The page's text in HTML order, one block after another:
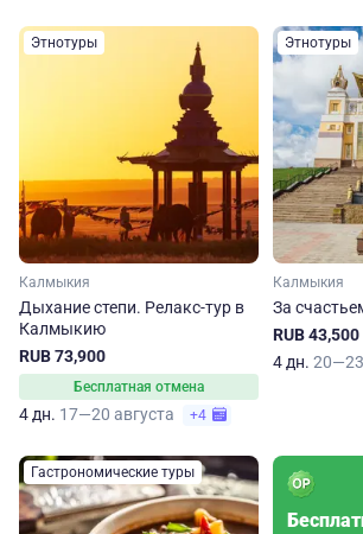
Этнотуры
Калмыкия
Дыхание степи. Релакс-тур в
Калмыкию
RUB 73,900
Бесплатная отмена
4 дн. 17—20 августа +4
Этнотуры
Калмыкия
За
RUB 43,500
4 дн. 20—23
Гастрономические туры